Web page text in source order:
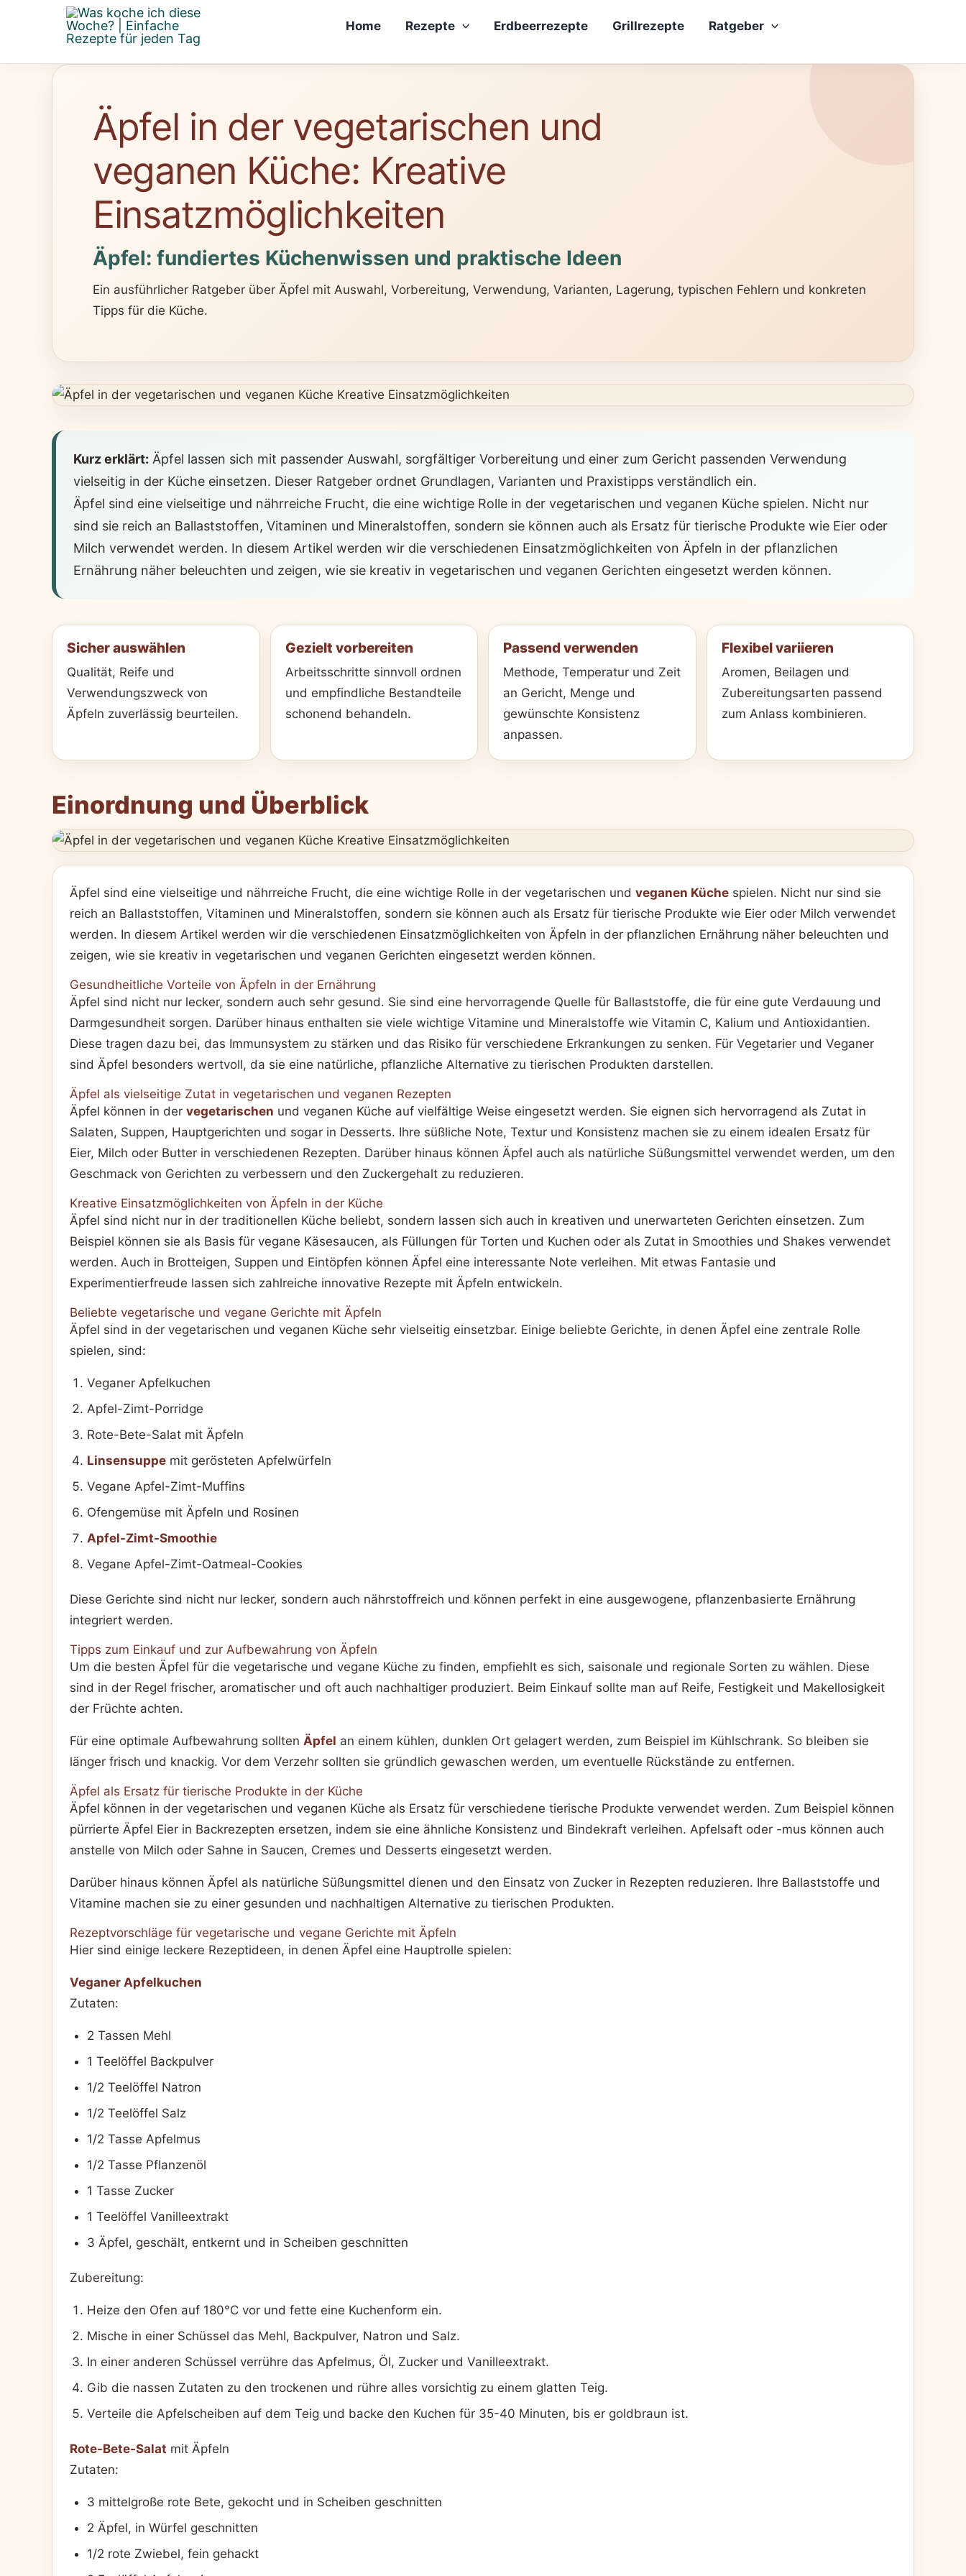
Home Rezepte Erdbeerrezepte Grillrezepte Ratgeber
Äpfel in der vegetarischen und
veganen Küche: Kreative
Einsatzmöglichkeiten
Äpfel: fundiertes Küchenwissen und praktische Ideen
Ein ausführlicher Ratgeber über Äpfel mit Auswahl, Vorbereitung, Verwendung, Varianten, Lagerung, typischen Fehlern und konkreten
Tipps für die Küche.
Kurz erklärt: Äpfel lassen sich mit passender Auswahl, sorgfältiger Vorbereitung und einer zum Gericht passenden Verwendung
vielseitig in der Küche einsetzen. Dieser Ratgeber ordnet Grundlagen, Varianten und Praxistipps verständlich ein.
Äpfel sind eine vielseitige und nährreiche Frucht, die eine wichtige Rolle in der vegetarischen und veganen Küche spielen. Nicht nur
sind sie reich an Ballaststoffen, Vitaminen und Mineralstoffen, sondern sie können auch als Ersatz für tierische Produkte wie Eier oder
Milch verwendet werden. In diesem Artikel werden wir die verschiedenen Einsatzmöglichkeiten von Äpfeln in der pflanzlichen
Ernährung näher beleuchten und zeigen, wie sie kreativ in vegetarischen und veganen Gerichten eingesetzt werden können.
Sicher auswählen
Qualität, Reife und
Verwendungszweck von
Äpfeln zuverlässig beurteilen.
Gezielt vorbereiten
Arbeitsschritte sinnvoll ordnen
und empfindliche Bestandteile
schonend behandeln.
Passend verwenden
Methode, Temperatur und Zeit
an Gericht, Menge und
gewünschte Konsistenz
anpassen.
Flexibel variieren
Aromen, Beilagen und
Zubereitungsarten passend
zum Anlass kombinieren.
Einordnung und Überblick
Äpfel sind eine vielseitige und nährreiche Frucht, die eine wichtige Rolle in der vegetarischen und veganen Küche spielen. Nicht nur sind sie
reich an Ballaststoffen, Vitaminen und Mineralstoffen, sondern sie können auch als Ersatz für tierische Produkte wie Eier oder Milch verwendet
werden. In diesem Artikel werden wir die verschiedenen Einsatzmöglichkeiten von Äpfeln in der pflanzlichen Ernährung näher beleuchten und
zeigen, wie sie kreativ in vegetarischen und veganen Gerichten eingesetzt werden können.
Gesundheitliche Vorteile von Äpfeln in der Ernährung
Äpfel sind nicht nur lecker, sondern auch sehr gesund. Sie sind eine hervorragende Quelle für Ballaststoffe, die für eine gute Verdauung und
Darmgesundheit sorgen. Darüber hinaus enthalten sie viele wichtige Vitamine und Mineralstoffe wie Vitamin C, Kalium und Antioxidantien.
Diese tragen dazu bei, das Immunsystem zu stärken und das Risiko für verschiedene Erkrankungen zu senken. Für Vegetarier und Veganer
sind Äpfel besonders wertvoll, da sie eine natürliche, pflanzliche Alternative zu tierischen Produkten darstellen.
Äpfel als vielseitige Zutat in vegetarischen und veganen Rezepten
Äpfel können in der vegetarischen und veganen Küche auf vielfältige Weise eingesetzt werden. Sie eignen sich hervorragend als Zutat in
Salaten, Suppen, Hauptgerichten und sogar in Desserts. Ihre süßliche Note, Textur und Konsistenz machen sie zu einem idealen Ersatz für
Eier, Milch oder Butter in verschiedenen Rezepten. Darüber hinaus können Äpfel auch als natürliche Süßungsmittel verwendet werden, um den
Geschmack von Gerichten zu verbessern und den Zuckergehalt zu reduzieren.
Kreative Einsatzmöglichkeiten von Äpfeln in der Küche
Äpfel sind nicht nur in der traditionellen Küche beliebt, sondern lassen sich auch in kreativen und unerwarteten Gerichten einsetzen. Zum
Beispiel können sie als Basis für vegane Käsesaucen, als Füllungen für Torten und Kuchen oder als Zutat in Smoothies und Shakes verwendet
werden. Auch in Brotteigen, Suppen und Eintöpfen können Äpfel eine interessante Note verleihen. Mit etwas Fantasie und
Experimentierfreude lassen sich zahlreiche innovative Rezepte mit Äpfeln entwickeln.
Beliebte vegetarische und vegane Gerichte mit Äpfeln
Äpfel sind in der vegetarischen und veganen Küche sehr vielseitig einsetzbar. Einige beliebte Gerichte, in denen Äpfel eine zentrale Rolle
spielen, sind:
Veganer Apfelkuchen
Apfel-Zimt-Porridge
Rote-Bete-Salat mit Äpfeln
Linsensuppe mit gerösteten Apfelwürfeln
Vegane Apfel-Zimt-Muffins
Ofengemüse mit Äpfeln und Rosinen
Apfel-Zimt-Smoothie
Vegane Apfel-Zimt-Oatmeal-Cookies
Diese Gerichte sind nicht nur lecker, sondern auch nährstoffreich und können perfekt in eine ausgewogene, pflanzenbasierte Ernährung
integriert werden.
Tipps zum Einkauf und zur Aufbewahrung von Äpfeln
Um die besten Äpfel für die vegetarische und vegane Küche zu finden, empfiehlt es sich, saisonale und regionale Sorten zu wählen. Diese
sind in der Regel frischer, aromatischer und oft auch nachhaltiger produziert. Beim Einkauf sollte man auf Reife, Festigkeit und Makellosigkeit
der Früchte achten.
Für eine optimale Aufbewahrung sollten Äpfel an einem kühlen, dunklen Ort gelagert werden, zum Beispiel im Kühlschrank. So bleiben sie
länger frisch und knackig. Vor dem Verzehr sollten sie gründlich gewaschen werden, um eventuelle Rückstände zu entfernen.
Äpfel als Ersatz für tierische Produkte in der Küche
Äpfel können in der vegetarischen und veganen Küche als Ersatz für verschiedene tierische Produkte verwendet werden. Zum Beispiel können
pürrierte Äpfel Eier in Backrezepten ersetzen, indem sie eine ähnliche Konsistenz und Bindekraft verleihen. Apfelsaft oder -mus können auch
anstelle von Milch oder Sahne in Saucen, Cremes und Desserts eingesetzt werden.
Darüber hinaus können Äpfel als natürliche Süßungsmittel dienen und den Einsatz von Zucker in Rezepten reduzieren. Ihre Ballaststoffe und
Vitamine machen sie zu einer gesunden und nachhaltigen Alternative zu tierischen Produkten.
Rezeptvorschläge für vegetarische und vegane Gerichte mit Äpfeln
Hier sind einige leckere Rezeptideen, in denen Äpfel eine Hauptrolle spielen:
Veganer Apfelkuchen
Zutaten:
2 Tassen Mehl
1 Teelöffel Backpulver
1/2 Teelöffel Natron
1/2 Teelöffel Salz
1/2 Tasse Apfelmus
1/2 Tasse Pflanzenöl
1 Tasse Zucker
1 Teelöffel Vanilleextrakt
3 Äpfel, geschält, entkernt und in Scheiben geschnitten
Zubereitung:
Heize den Ofen auf 180°C vor und fette eine Kuchenform ein.
Mische in einer Schüssel das Mehl, Backpulver, Natron und Salz.
In einer anderen Schüssel verrühre das Apfelmus, Öl, Zucker und Vanilleextrakt.
Gib die nassen Zutaten zu den trockenen und rühre alles vorsichtig zu einem glatten Teig.
Verteile die Apfelscheiben auf dem Teig und backe den Kuchen für 35-40 Minuten, bis er goldbraun ist.
Rote-Bete-Salat mit Äpfeln
Zutaten:
3 mittelgroße rote Bete, gekocht und in Scheiben geschnitten
2 Äpfel, in Würfel geschnitten
1/2 rote Zwiebel, fein gehackt